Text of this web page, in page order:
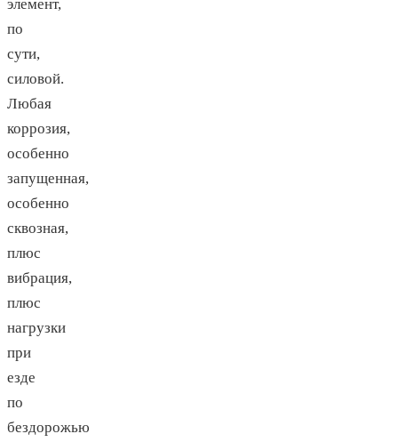
элемент,
по
сути,
силовой.
Любая
коррозия,
особенно
запущенная,
особенно
сквозная,
плюс
вибрация,
плюс
нагрузки
при
езде
по
бездорожью